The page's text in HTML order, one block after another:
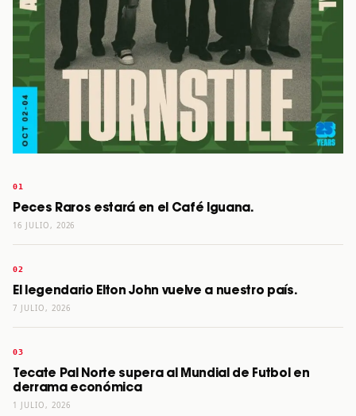
Peces Raros estará en el Café Iguana.
16 JULIO, 2026
El legendario Elton John vuelve a nuestro país.
7 JULIO, 2026
Tecate Pal Norte supera al Mundial de Futbol en
derrama económica
1 JULIO, 2026